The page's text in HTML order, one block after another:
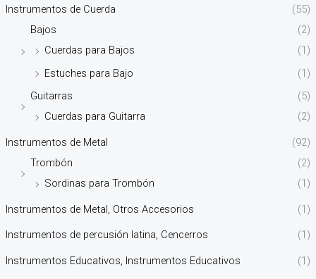
Instrumentos de Cuerda
(55)
Bajos
(2)
Cuerdas para Bajos
(1)
Estuches para Bajo
(1)
Guitarras
(5)
Cuerdas para Guitarra
(2)
Instrumentos de Metal
(92)
Trombón
(2)
Sordinas para Trombón
(1)
Instrumentos de Metal, Otros Accesorios (1)
Instrumentos de percusión latina, Cencerros (1)
Instrumentos Educativos, Instrumentos Educativos (1)